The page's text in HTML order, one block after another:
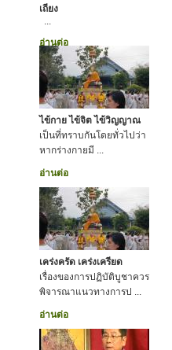
เถียง
...
อ่านต่อ
ไข้กาย ไข้จิต ไข้วิญญาณ
เป็นที่ทราบกันโดยทั่วไปว่า
หากร่างกายมี ...
อ่านต่อ
เคร่งครัด เคร่งเครียด
เรื่องของการปฏิบัติบูชาควร
พิจารณาแนวทางการป ...
อ่านต่อ